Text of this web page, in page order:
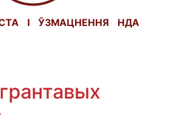
І ЎЗМАЦНЕННЯ НДА